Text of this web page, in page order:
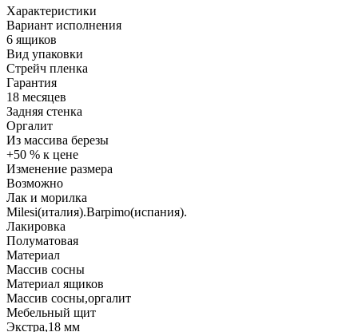
Характеристики
Вариант исполнения
6 ящиков
Вид упаковки
Стрейч пленка
Гарантия
18 месяцев
Задняя стенка
Оргалит
Из массива березы
+50 % к цене
Изменение размера
Возможно
Лак и морилка
Milesi(италия).Barpimo(испания).
Лакировка
Полуматовая
Материал
Массив сосны
Материал ящиков
Массив сосны,оргалит
Мебельный щит
Экстра,18 мм